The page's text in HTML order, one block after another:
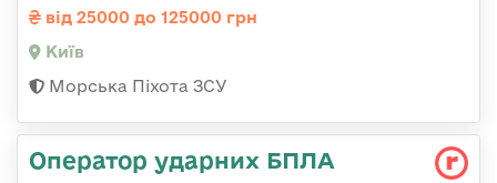
від 25000 до 125000 грн
Київ
Морська Піхота ЗСУ
Оператор ударних БПЛА